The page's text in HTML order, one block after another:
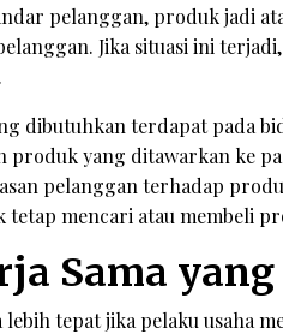
pelanggan, produk jadi
Jika situasi ini
dibutuhkan terdapat pada
produk yang ditawarkan ke
pelanggan terhadap
mencari atau membeli
Sama
lebih tepat jika pelaku usaha